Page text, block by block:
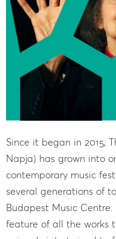
Since it began in 2015,
Napja) has grown into
contemporary music
several generations of
Budapest Music
feature of all the works